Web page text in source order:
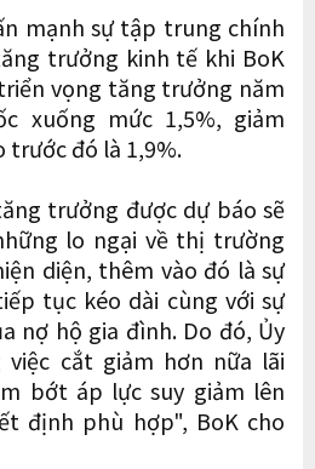
mạnh sự tập trung chính
trưởng kinh tế khi BoK
vọng tăng trưởng năm
xuống mức 1,5%, giảm
trước đó là 1,9%.
trưởng được dự báo sẽ
lo ngại về thị trường
diện, thêm vào đó là sự
tục kéo dài cùng với sự
nợ hộ gia đình. Do đó, Ủy
việc cắt giảm hơn nữa lãi
bớt áp lực suy giảm lên
định phù hợp", BoK cho